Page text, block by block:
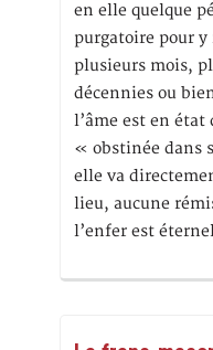
en elle quelque
purgatoire pour y
plusieurs mois,
décennies ou
l’âme est en état
« obstinée dans
elle va
lieu, aucune
l’enfer est